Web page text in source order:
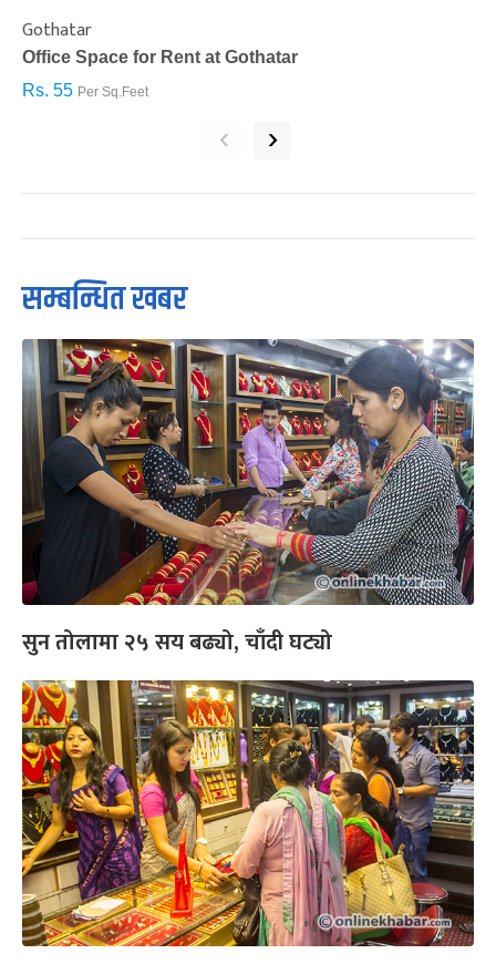
Gothatar
Office Space for Rent at Gothatar
Rs. 55 Per Sq.Feet
‹ ›
सम्बन्धित खबर
सुन तोलामा २५ सय बढ्यो, चाँदी घट्यो